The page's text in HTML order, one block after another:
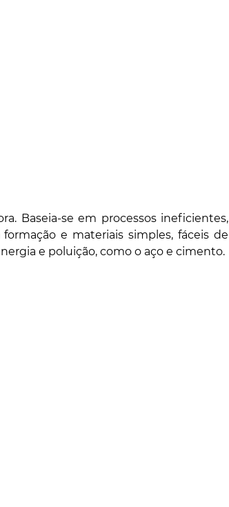
Baseia-se em processos ineficientes,
e materiais simples, fáceis de
e poluição, como o aço e cimento.